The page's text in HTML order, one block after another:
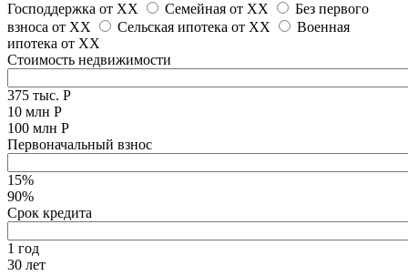
Господдержка от XX Семейная от XX
Без первого
взноса от XX Сельская ипотека от XX
Военная
ипотека от XX
Стоимость недвижимости
375 тыс. Р
10 млн Р
100 млн Р
Первоначальный взнос
15%
90%
Срок кредита
1 год
30 лет